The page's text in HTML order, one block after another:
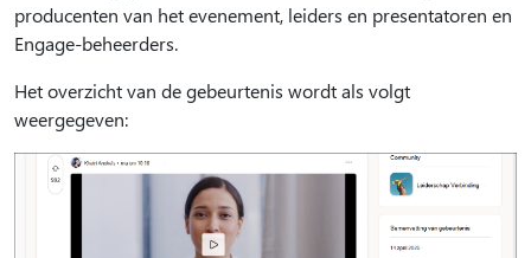
producenten van het evenement, leiders en presentatoren en
Engage-beheerders.
Het overzicht van de gebeurtenis wordt als volgt
weergegeven: